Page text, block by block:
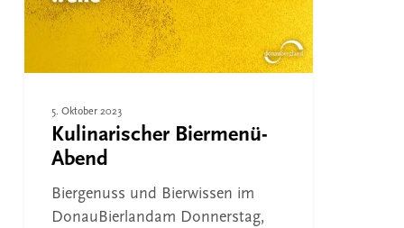
5. Oktober 2023
Kulinarischer Biermenü-
Abend
Biergenuss und Bierwissen im
DonauBierlandam Donnerstag,